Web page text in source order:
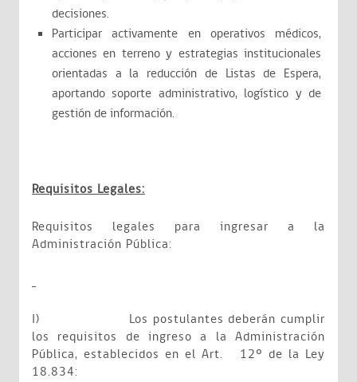
decisiones.
Participar activamente en operativos médicos,
acciones en terreno y estrategias institucionales
orientadas a la reducción de Listas de Espera,
aportando soporte administrativo, logístico y de
gestión de información.
Requisitos Legales:
Requisitos legales para ingresar a la
Administración Pública:
I) Los postulantes deberán cumplir
los requisitos de ingreso a la Administración
Pública, establecidos en el Art. 12º de la Ley
18.834: